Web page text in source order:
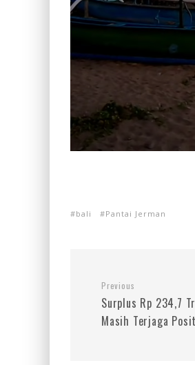
bali Pantai Jerman
Previous
Surplus Rp 234,7
Masih Terjaga